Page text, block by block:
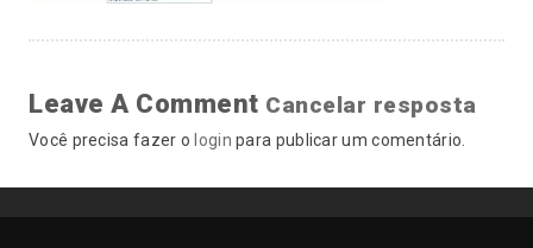
Leave A Comment Cancelar resposta
Você precisa fazer o login para publicar um comentário.